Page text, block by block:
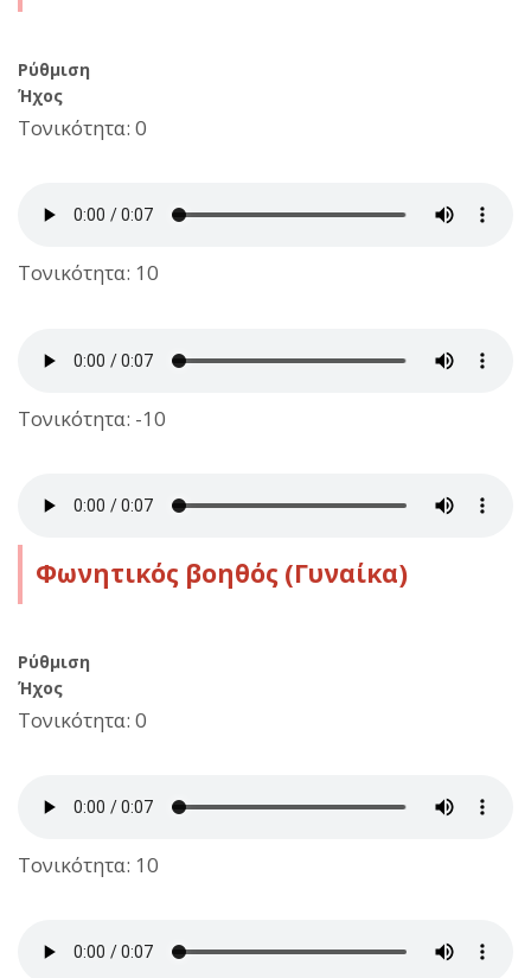
Ρύθμιση
Ήχος
Τονικότητα: 0
Τονικότητα: 10
Τονικότητα: -10
Φωνητικός βοηθός (Γυναίκα)
Ρύθμιση
Ήχος
Τονικότητα: 0
Τονικότητα: 10